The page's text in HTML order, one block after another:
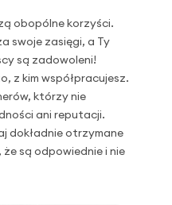
obopólne korzyści.
swoje zasięgi, a Ty
są zadowoleni!
z kim współpracujesz.
którzy nie
ani reputacji.
dokładnie otrzymane
że są odpowiednie i nie